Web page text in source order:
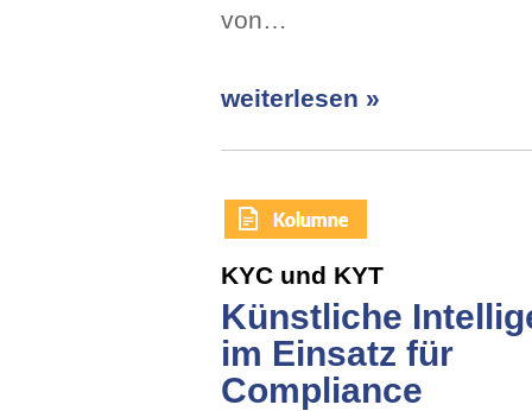
von…
weiterlesen »
KYC und KYT
Künstliche
im Einsatz für
Compliance